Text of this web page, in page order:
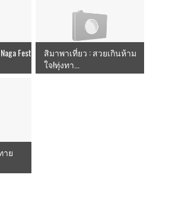
Fest
สิมาพาเที่ยว : สวยเกินห้าม
ใจ!ทุ่งทา...
าย